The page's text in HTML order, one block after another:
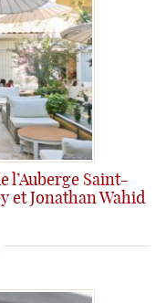
l’Auberge Saint-
et Jonathan Wahid